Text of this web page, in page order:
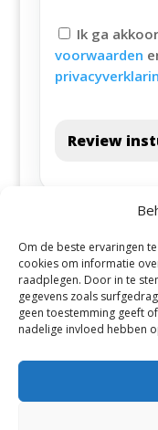
Om de beste ervaringen
cookies om informatie
raadplegen. Door in te
gegevens zoals
geen toestemming geeft
nadelige invloed hebben
Ik ga
voorwaarden
Review
Alle steden